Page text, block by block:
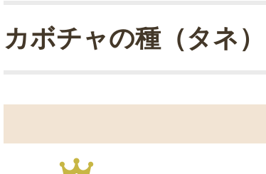
カボチャの種（タネ）